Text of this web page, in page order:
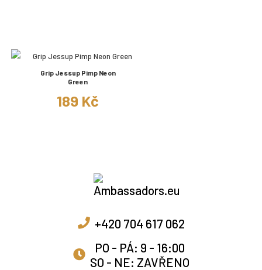
Grip Jessup Pimp Neon
Green
189 Kč
+420 704 617 062
PO - PÁ: 9 - 16:00
SO - NE: ZAVŘENO